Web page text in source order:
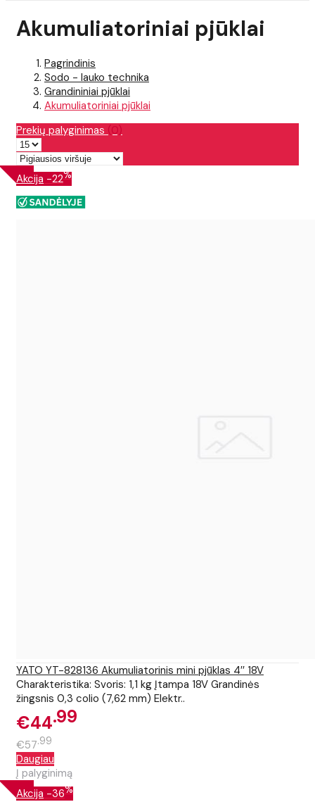
Akumuliatoriniai pjūklai
Pagrindinis
Sodo - lauko technika
Grandininiai pjūklai
Akumuliatoriniai pjūklai
Prekių palyginimas (0)
Akcija -22%
YATO YT-828136 Akumuliatorinis mini pjūklas 4′′ 18V
Charakteristika: Svoris: 1,1 kg Įtampa 18V Grandinės
žingsnis 0,3 colio (7,62 mm) Elektr..
€44 99
€57 99
Daugiau
Į palyginimą
Akcija -36%